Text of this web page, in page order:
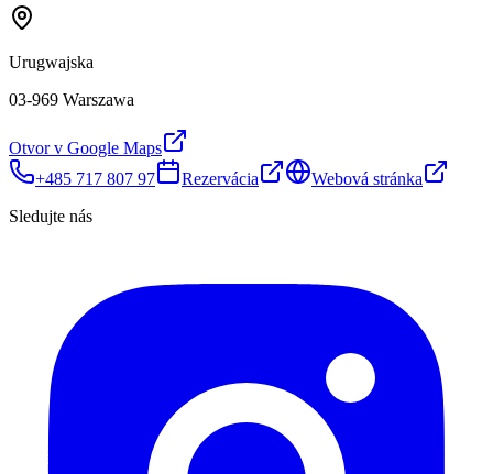
Urugwajska
03-969 Warszawa
Otvor v Google Maps
+485 717 807 97
Rezervácia
Webová stránka
Sledujte nás